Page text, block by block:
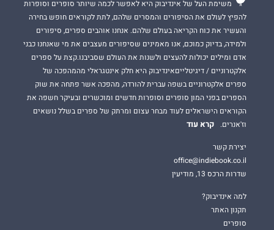
משימת העל של אינדיבוק היא לאפשר לכמה שיותר סופרים וסופרות
להפיץ לעולם את הסיפורים והמסרים שלהם, לתת לקוראים חופש בחירה
והעשיר את כוח הקריאה בעולם שלהם. אנחנו אוהבים ספרים, סיפורים
ולמידה, בדיוק כמוכם, אנו מאמינים שסיפורים מעצבים את מי שאנחנו כבני
אדם ומילים יכולות להעצים ולשנות את העולם שסביבנו.קצת על ספרים
אלקטרוניים / דיגיטלייםאינדיבוק היא חלק אינטגראלי מהמהפכה של
ספרים אלקטרוניים בשפה עברית להורדה, מהפכה אשר פתחה את שוק
הספרים בפני המון סופרים וסופרות חדשים ומוכשרים ובעיקר חשפה את
הקוראים הישראלים לעוד מבחר עצום ומרתק של ספרים בשלל נושאים
וז'אנרים.
קרא עוד
יצירת קשר
office@indiebook.co.il
שדרות הרכס 13, מודיעין
למה אינדיבוק?
תקנון האתר
סופרים